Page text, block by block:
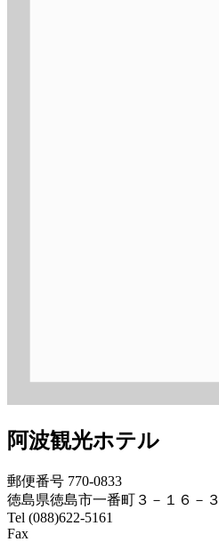
阿波観光ホテル
郵便番号 770-0833
徳島県徳島市一番町３－１６－３
Tel (088)622-5161
Fax